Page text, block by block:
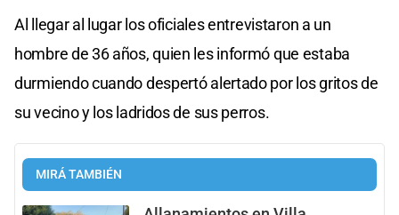
Al llegar al lugar los oficiales entrevistaron a un
hombre de 36 años, quien les informó que estaba
durmiendo cuando despertó alertado por los gritos de
su vecino y los ladridos de sus perros.
MIRÁ TAMBIÉN